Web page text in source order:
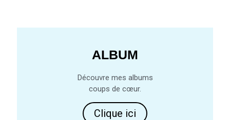
ALBUM
Découvre mes albums
coups de cœur.
Clique ici